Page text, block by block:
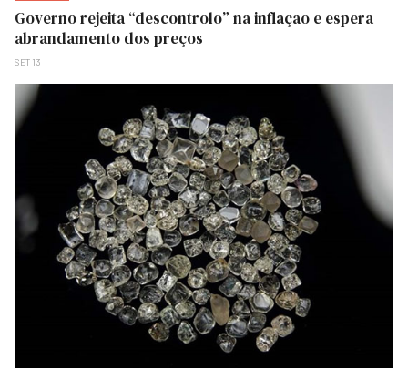
Governo rejeita “descontrolo” na inflaçao e espera
abrandamento dos preços
SET 13